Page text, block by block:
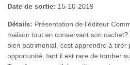
Date de sortie: 15-10-2019
Détails: Présentation de l'éditeur
maison tout en conservant son cachet?
bien patrimonial, cest apprendre à
opportunité, tant il est rare de tomber